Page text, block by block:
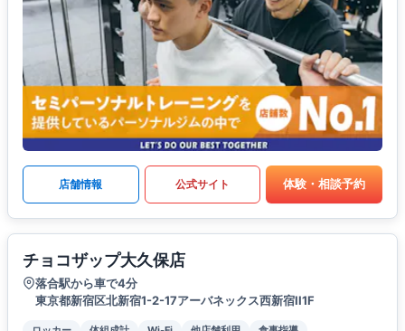
店舗情報 公式サイト 体験・相談予約
チョコザップ大久保店
落合駅から車で4分
東京都新宿区北新宿1-2-17アーバネックス西新宿II1F